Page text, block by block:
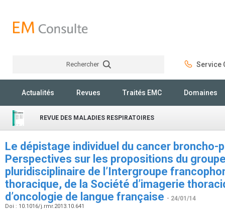
Rechercher Service
Actualités Revues Traités EMC Domaines
REVUE DES MALADIES RESPIRATOIRES
Le dépistage individuel du cancer broncho-
Perspectives sur les propositions du
pluridisciplinaire de l’Intergroupe
thoracique, de la Société d’imagerie
d’oncologie de langue française - 24/01/14
Doi : 10.1016/j.rmr.2013.10.641